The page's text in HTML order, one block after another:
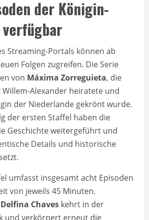
der Königin-
Streaming-Portals können ab
Folgen zugreifen. Die Serie
von Máxima Zorreguieta, die
Alexander heiratete und
der Niederlande gekrönt wurde.
der ersten Staffel haben die
Geschichte weitergeführt und
Details und historische
umfasst insgesamt acht Episoden
von jeweils 45 Minuten.
Delfina Chaves kehrt in der
und verkörpert erneut die